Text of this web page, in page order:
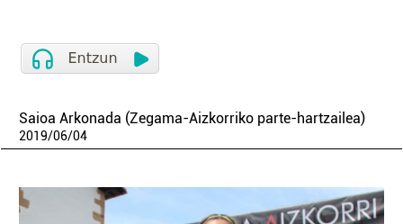
Saioa Arkonada (Zegama-Aizkorriko parte-hartzailea)
2019/06/04